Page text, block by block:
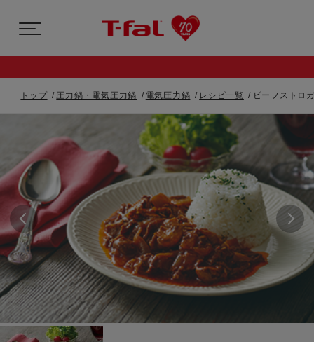
トップ 圧力鍋・電気圧力鍋 電気圧力鍋 レシピ一覧 ビーフストロ